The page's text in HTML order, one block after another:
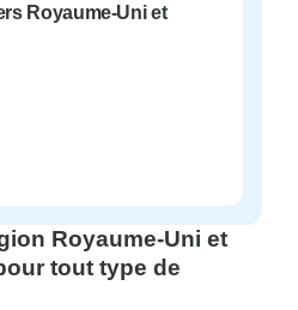
Royaume-Uni et
Royaume-Uni et
tout type de